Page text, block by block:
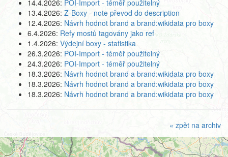
14.4.2026: POI-Import - téměř použitelný
13.4.2026: Z-Boxy - note převod do description
12.4.2026: Návrh hodnot brand a brand:wikidata pro boxy
6.4.2026: Refy mostů tagovány jako ref
1.4.2026: Výdejní boxy - statistika
26.3.2026: POI-Import - téměř použitelný
24.3.2026: POI-Import - téměř použitelný
18.3.2026: Návrh hodnot brand a brand:wikidata pro boxy
18.3.2026: Návrh hodnot brand a brand:wikidata pro boxy
18.3.2026: Návrh hodnot brand a brand:wikidata pro boxy
« zpět na archiv